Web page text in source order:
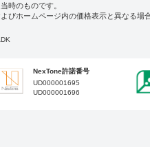
時のものです。
びホームページ内の価格表示と異なる場
NexTone許諾番号
UD000001695
UD000001696